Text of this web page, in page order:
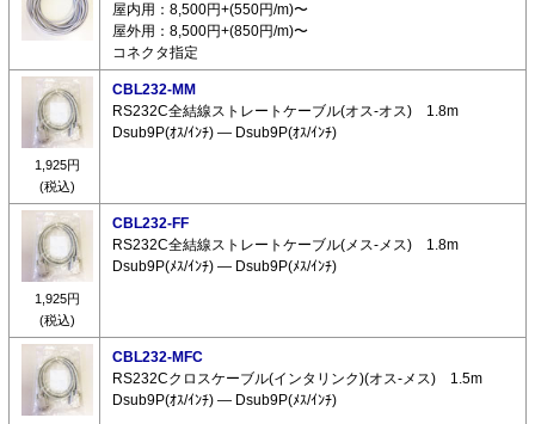
屋内用：8,500円+(550円/m)〜
屋外用：8,500円+(850円/m)〜
コネクタ指定
1,925円
(税込)
CBL232-MM
RS232C全結線ストレートケーブル(オス-オス) 1.8m
Dsub9P(ｵｽ/ｲﾝﾁ) ― Dsub9P(ｵｽ/ｲﾝﾁ)
1,925円
(税込)
CBL232-FF
RS232C全結線ストレートケーブル(メス-メス) 1.8m
Dsub9P(ﾒｽ/ｲﾝﾁ) ― Dsub9P(ﾒｽ/ｲﾝﾁ)
CBL232-MFC
RS232Cクロスケーブル(インタリンク)(オス-メス) 1.5m
Dsub9P(ｵｽ/ｲﾝﾁ) ― Dsub9P(ﾒｽ/ｲﾝﾁ)